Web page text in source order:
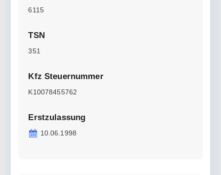
6115
TSN
351
Kfz Steuernummer
K10078455762
Erstzulassung
10.06.1998